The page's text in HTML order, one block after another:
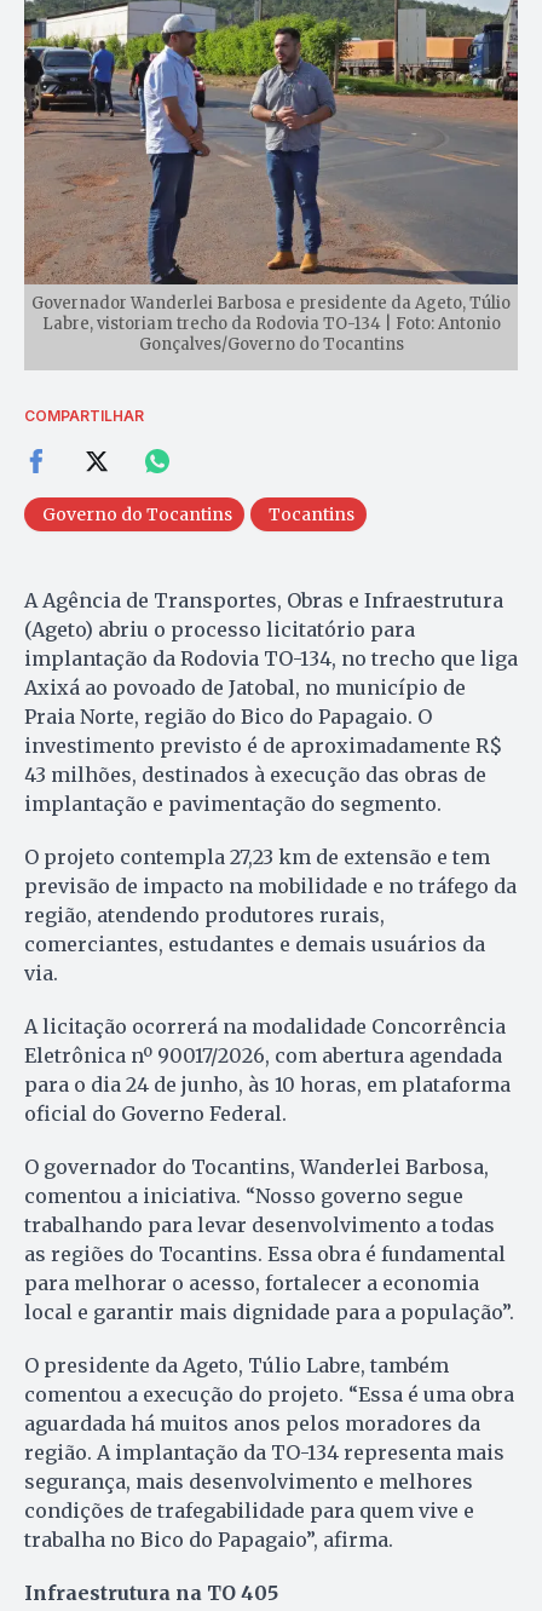
Governador Wanderlei Barbosa e presidente da Ageto, Túlio
Labre, vistoriam trecho da Rodovia TO-134 | Foto: Antonio
Gonçalves/Governo do Tocantins
COMPARTILHAR
Governo do Tocantins Tocantins
A Agência de Transportes, Obras e Infraestrutura
(Ageto) abriu o processo licitatório para
implantação da Rodovia TO-134, no trecho que liga
Axixá ao povoado de Jatobal, no município de
Praia Norte, região do Bico do Papagaio. O
investimento previsto é de aproximadamente R$
43 milhões, destinados à execução das obras de
implantação e pavimentação do segmento.
O projeto contempla 27,23 km de extensão e tem
previsão de impacto na mobilidade e no tráfego da
região, atendendo produtores rurais,
comerciantes, estudantes e demais usuários da
via.
A licitação ocorrerá na modalidade Concorrência
Eletrônica nº 90017/2026, com abertura agendada
para o dia 24 de junho, às 10 horas, em plataforma
oficial do Governo Federal.
O governador do Tocantins, Wanderlei Barbosa,
comentou a iniciativa. “Nosso governo segue
trabalhando para levar desenvolvimento a todas
as regiões do Tocantins. Essa obra é fundamental
para melhorar o acesso, fortalecer a economia
local e garantir mais dignidade para a população”.
O presidente da Ageto, Túlio Labre, também
comentou a execução do projeto. “Essa é uma obra
aguardada há muitos anos pelos moradores da
região. A implantação da TO-134 representa mais
segurança, mais desenvolvimento e melhores
condições de trafegabilidade para quem vive e
trabalha no Bico do Papagaio”, afirma.
Infraestrutura na TO 405